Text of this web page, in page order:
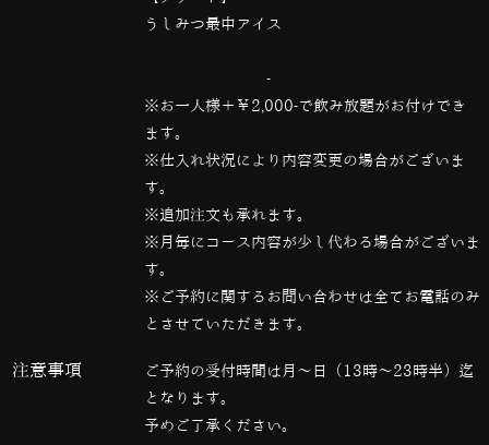
うしみつ最中アイス
————————————————-
※お一人様＋￥2,000-で飲み放題がお付けでき
ます。
※仕入れ状況により内容変更の場合がございま
す。
※追加注文も承れます。
※月毎にコース内容が少し代わる場合がございま
す。
※ご予約に関するお問い合わせは全てお電話のみ
とさせていただきます。
注意事項
ご予約の受付時間は月～日（13時～23時半）迄
となります。
予めご了承ください。